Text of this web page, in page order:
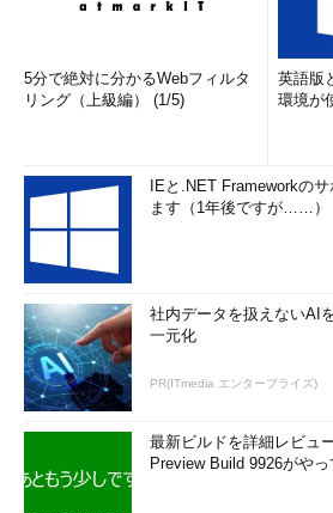
5分で絶対に分かるWebフィルタ
リング（上級編） (1/5)
英語版
環境が
IEと.NET Frameworkの
ます（1年後ですが……）
社内データを扱えないAI
一元化
PR(ITmedia エンタープライズ)
最新ビルドを詳細レビュ
Preview Build 9926がや